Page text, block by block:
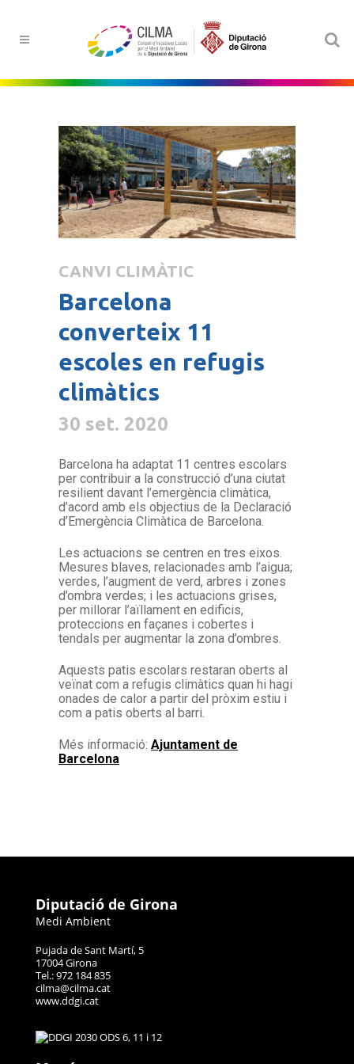
CANVI CLIMÀTIC
Barcelona
converteix 11
escoles en refugis
climàtics
30 set. 2020
Barcelona ha adaptat 11 centres escolars
per contribuir a la construcció d’una ciutat
resilient davant l’emergència climàtica,
d’acord amb els objectius de la Declaració
d’Emergència Climàtica de Barcelona.
Les actuacions se centren en tres eixos.
Mesures blaves, relacionades amb l’aigua;
verdes, l’augment de verd, arbres i zones
d’ombra verdes; i les actuacions grises,
per millorar l’aïllament en edificis,
proteccions en façanes i cobertes i
tendals per augmentar la zona d’ombres.
Aquests patis escolars restaran oberts al
veïnat com a refugis climàtics quan hi hagi
onades de calor a partir del pròxim estiu i
com a patis oberts al barri.
Més informació: Ajuntament de
Barcelona
Diputació de Girona
Medi Ambient
Pujada de Sant Martí, 5
17004 Girona
Tel.: 972 184 835
cilma@cilma.cat
www.ddgi.cat